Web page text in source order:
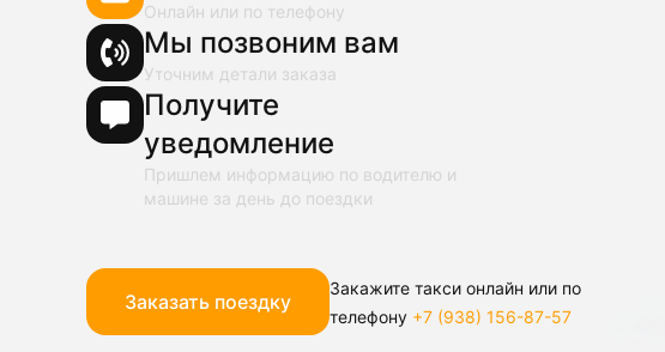
Онлайн или по телефону
Мы позвоним вам
Уточним детали заказа
Получите
уведомление
Пришлем информацию по водителю и
машине за день до поездки
Заказать поездку
Закажите такси онлайн или по
телефону +7 (938) 156-87-57